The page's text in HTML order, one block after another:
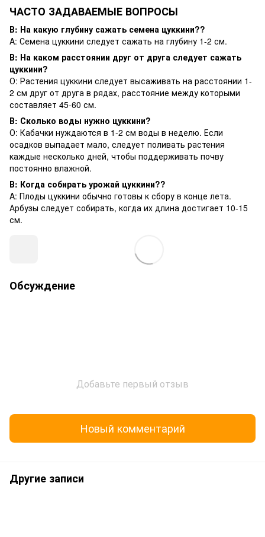
ЧАСТО ЗАДАВАЕМЫЕ ВОПРОСЫ
В: На какую глубину сажать семена цуккини??
A: Семена цуккини следует сажать на глубину 1-2 см.
В: На каком расстоянии друг от друга следует сажать
цуккини?
О: Растения цуккини следует высаживать на расстоянии 1-
2 см друг от друга в рядах, расстояние между которыми
составляет 45-60 см.
В: Сколько воды нужно цуккини?
О: Кабачки нуждаются в 1-2 см воды в неделю. Если
осадков выпадает мало, следует поливать растения
каждые несколько дней, чтобы поддерживать почву
постоянно влажной.
В: Когда собирать урожай цуккини??
A: Плоды цуккини обычно готовы к сбору в конце лета.
Арбузы следует собирать, когда их длина достигает 10-15
см.
Обсуждение
Добавьте первый отзыв
Новый комментарий
Другие записи